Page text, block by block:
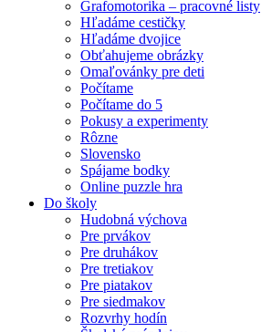
Grafomotorika – pracovné listy
Hľadáme cestičky
Hľadáme dvojice
Obťahujeme obrázky
Omaľovánky pre deti
Počítame
Počítame do 5
Pokusy a experimenty
Rôzne
Slovensko
Spájame bodky
Online puzzle hra
Do školy
Hudobná výchova
Pre prvákov
Pre druhákov
Pre tretiakov
Pre piatakov
Pre siedmakov
Rozvrhy hodín